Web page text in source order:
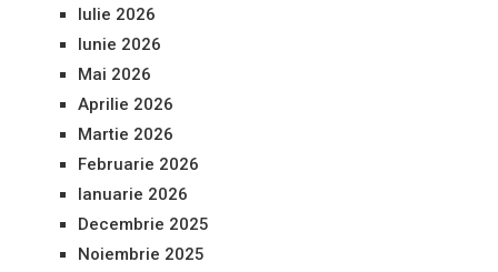
Iulie 2026
Iunie 2026
Mai 2026
Aprilie 2026
Martie 2026
Februarie 2026
Ianuarie 2026
Decembrie 2025
Noiembrie 2025